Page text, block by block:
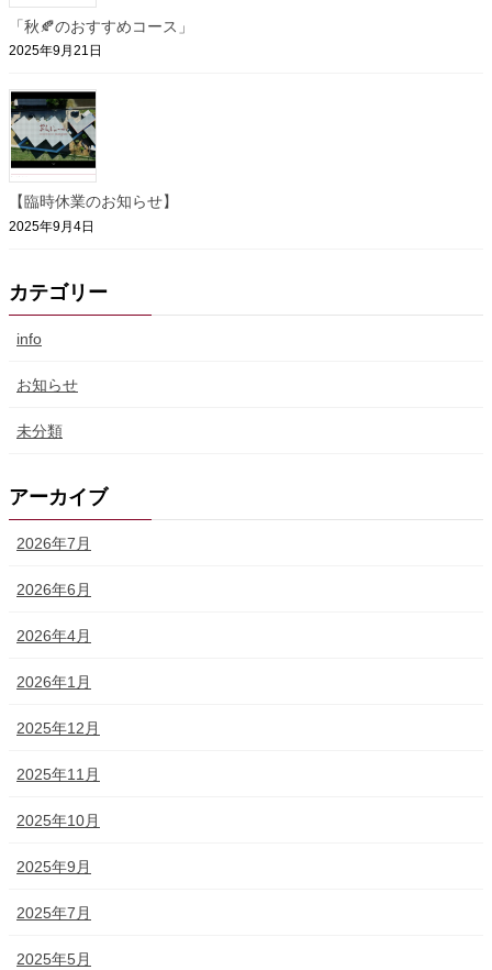
「秋🍂のおすすめコース」
2025年9月21日
【臨時休業のお知らせ】
2025年9月4日
カテゴリー
info
お知らせ
未分類
アーカイブ
2026年7月
2026年6月
2026年4月
2026年1月
2025年12月
2025年11月
2025年10月
2025年9月
2025年7月
2025年5月